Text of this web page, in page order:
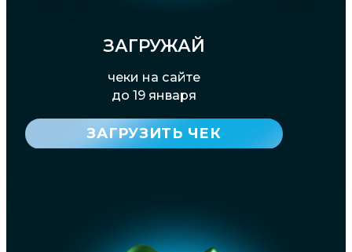
ЗАГРУЖАЙ
чеки на сайте
до 19 января
ЗАГРУЗИТЬ ЧЕК